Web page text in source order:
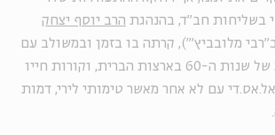
בשליחות חב"ד, בהנהגת הרב יוסף יצחק
מלובביץ'"), קרתה בו בזמן ובמשולב עם
המהפכה החברתית של שנות ה-60 בארצות הברית, וקורות חייו
עם לא אחר מאשר טימותי לירי, דמות